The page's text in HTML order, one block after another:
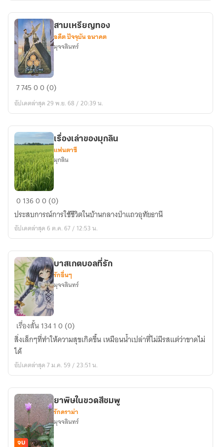
สาม
ทอง
สามเหรียญทอง
อดีต ปัจจุบัน อนาคต
มุจจลินทร์
774500 (0)
อัปเดตล่าสุด 29 พ.ย. 68 / 20:39 น.
เรื่อง
เล่า
ของ
มุ
เรื่องเล่าของมุกลิน
แฟนตาซี
มุกลิน
013600 (0)
ประสบการณ์การใช้ชีวิตในบ้านกลางป่าแถวอุทัยธานี
อัปเดตล่าสุด 6 ต.ค. 67 / 12:53 น.
บาสเกตบอล
ที่รัก
บาสเกตบอลที่รัก
รักอื่นๆ
มุจจลินทร์
เรื่องสั้น13410 (0)
สิ่งเล็กๆที่ทำให้ความสุขเกิดขึ้น เหมือนน้ำเปล่าที่ไม่มีรสแต่ว่าขาดไม่
ได้
อัปเดตล่าสุด 7 ม.ค. 59 / 23:51 น.
จบ
ยาพิษในขวดสีชมพู
รักดราม่า
มุจจลินทร์